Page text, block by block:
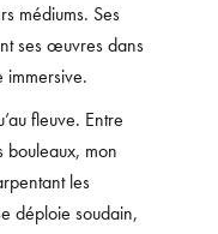
médiums. Ses
ses œuvres dans
immersive.
fleuve. Entre
bouleaux, mon
les
déploie soudain,